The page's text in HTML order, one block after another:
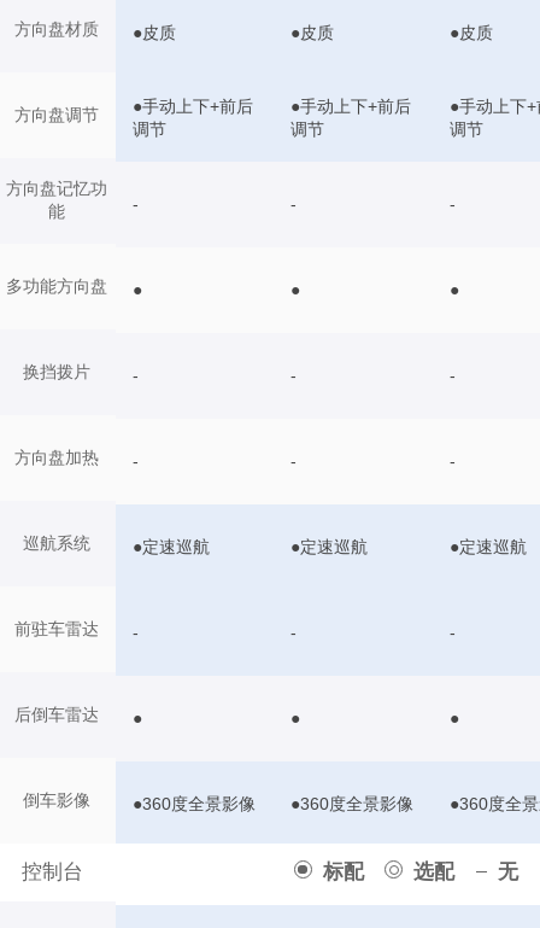
方向盘材质
方向盘调节
方向盘记忆功
能
多功能方向盘
换挡拨片
方向盘加热
巡航系统
前驻车雷达
后倒车雷达
倒车影像
控制台 标配 选配 无
●皮质 ●皮质 ●皮质
●手动上下+前后
调节
●手动上下+前后
调节
●手动上下
调节
- - -
● ● ●
- - -
- - -
●定速巡航 ●定速巡航 ●定速巡航
- - -
● ● ●
●360度全景影像 ●360度全景影像 ●360度全